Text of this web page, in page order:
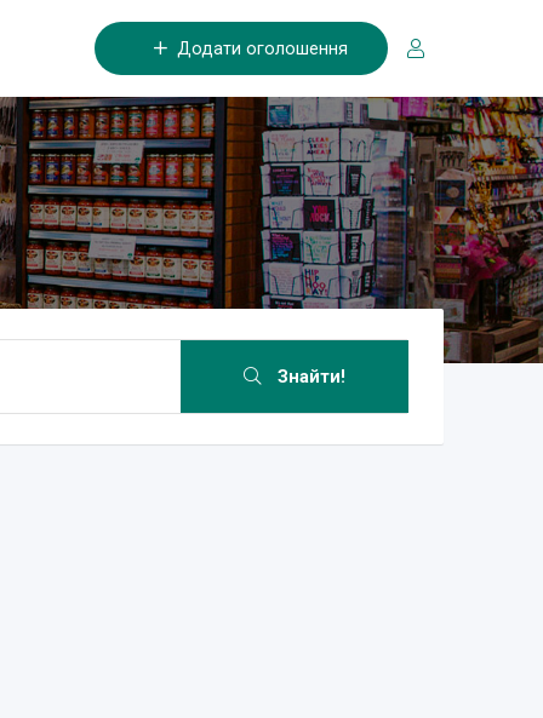
Додати оголошення
Знайти!